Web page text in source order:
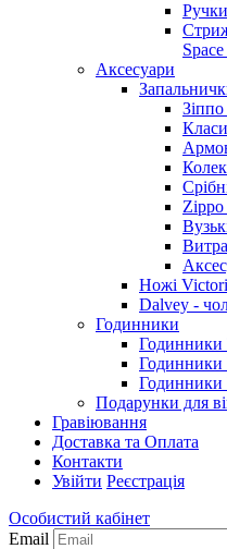
Аксесуари
Ножі
Dalvey -
Годинники
Годинники
Годинники
Годинники
Подарунки для
Гравіювання
Доставка та Оплата
Контакти
Увійти Реєстрація
Особистий кабінет
Email